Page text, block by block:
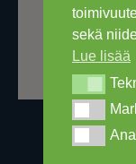
sekä
Lue lisää
Tekninen